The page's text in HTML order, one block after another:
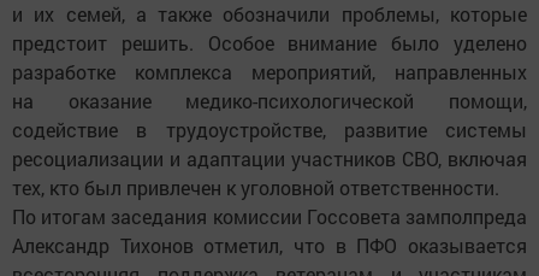
и их семей, а также обозначили проблемы, которые
предстоит решить. Особое внимание было уделено
разработке комплекса мероприятий, направленных
на оказание медико-психологической помощи,
содействие в трудоустройстве, развитие системы
ресоциализации и адаптации участников СВО, включая
тех, кто был привлечен к уголовной ответственности.
По итогам заседания комиссии Госсовета замполпреда
Александр Тихонов отметил, что в ПФО оказывается